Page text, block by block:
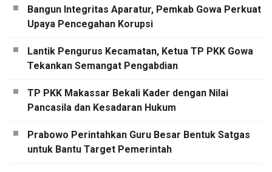
Bangun Integritas Aparatur, Pemkab Gowa Perkuat
Upaya Pencegahan Korupsi
Lantik Pengurus Kecamatan, Ketua TP PKK Gowa
Tekankan Semangat Pengabdian
TP PKK Makassar Bekali Kader dengan Nilai
Pancasila dan Kesadaran Hukum
Prabowo Perintahkan Guru Besar Bentuk Satgas
untuk Bantu Target Pemerintah